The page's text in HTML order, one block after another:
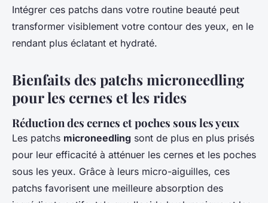
Intégrer ces patchs dans votre routine beauté peut
transformer visiblement votre contour des yeux, en le
rendant plus éclatant et hydraté.
Bienfaits des patchs microneedling
pour les cernes et les rides
Réduction des cernes et poches sous les yeux
Les patchs microneedling sont de plus en plus prisés
pour leur efficacité à atténuer les cernes et les poches
sous les yeux. Grâce à leurs micro-aiguilles, ces
patchs favorisent une meilleure absorption des